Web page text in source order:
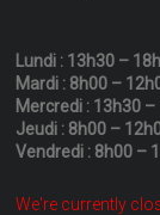
Lundi : 13h30 –
Mardi : 8h00 –
Mercredi : 13h30 –
Jeudi : 8h00 –
Vendredi : 8h00 –
We're currently